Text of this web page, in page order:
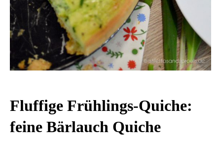
Fluffige Frühlings-Quiche:
feine Bärlauch Quiche